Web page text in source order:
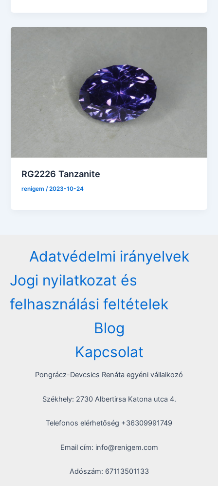
RG2226 Tanzanite
renigem/2023-10-24
Adatvédelmi irányelvek
Jogi nyilatkozat és
felhasználási feltételek
Blog
Kapcsolat
Pongrácz-Devcsics Renáta egyéni vállalkozó
Székhely: 2730 Albertirsa Katona utca 4.
Telefonos elérhetőség +36309991749
Email cím: info@renigem.com
Adószám: 67113501133